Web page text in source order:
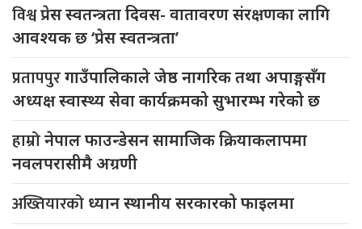
विश्वप्रेस स्वतन्त्रता दिवस- वातावरण संरक्षणका लागि
आवश्यक छ ‘प्रेस स्वतन्त्रता’
प्रतापपुरगाउँपालिकाले जेष्ठ नागरिक तथा अपाङ्गसँग
अध्यक्ष स्वास्थ्य सेवा कार्यक्रमको सुभारम्भ गरेको छ
हाम्रोनेपाल फाउन्डेसन सामाजिक क्रियाकलापमा
नवलपरासीमै अग्रणी
अख्तियारको ध्यान स्थानीय सरकारको फाइलमा